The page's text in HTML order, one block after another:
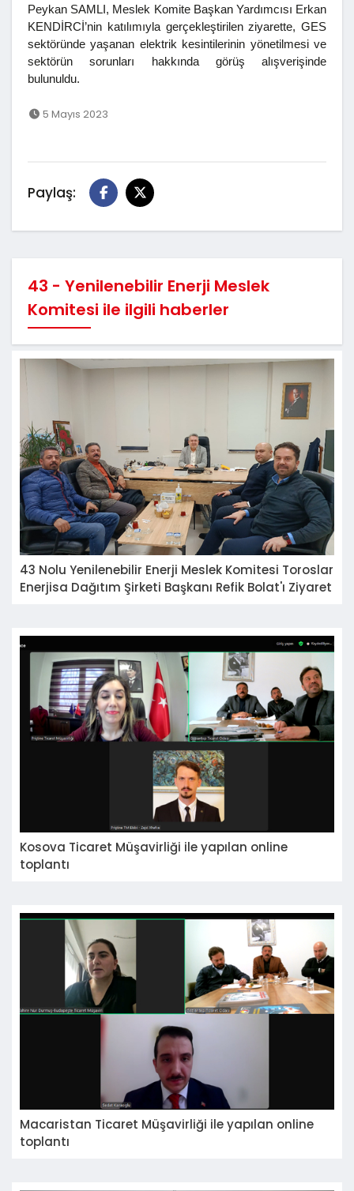
Peykan SAMLI, Meslek Komite Başkan Yardımcısı Erkan
KENDİRCİ’nin katılımıyla gerçekleştirilen ziyarette, GES
sektöründe yaşanan elektrik kesintilerinin yönetilmesi ve
sektörün sorunları hakkında görüş alışverişinde
bulunuldu.
5 Mayıs 2023
Paylaş:
43 - Yenilenebilir Enerji Meslek
Komitesi ile ilgili haberler
43 Nolu Yenilenebilir Enerji Meslek Komitesi Toroslar
Enerjisa Dağıtım Şirketi Başkanı Refik Bolat'ı Ziyaret
Kosova Ticaret Müşavirliği ile yapılan online
toplantı
Macaristan Ticaret Müşavirliği ile yapılan online
toplantı